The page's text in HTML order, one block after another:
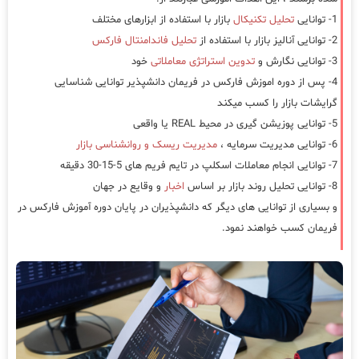
1- توانایی
تحلیل تکنیکال بازار با استفاده از ابزارهای مختلف
2- توانایی آنالیز بازار با استفاده از
تحلیل فاندامنتال فارکس
3- توانایی نگارش و
تدوین استراتژی معاملاتی خود
4- پس از دوره اموزش فارکس در فریمان دانشپذیر توانایی شناسایی
گرایشات بازار را کسب میکند
5- توانایی پوزیشن گیری در محیط REAL یا واقعی
6- توانایی مدیریت سرمایه ،
مدیریت ریسک و روانشناسی بازار
7- توانایی انجام معاملات اسکلپ در تایم فریم های 5-15-30 دقیقه
8- توانایی تحلیل روند بازار بر اساس
اخبار و وقایع در جهان
و بسیاری از توانایی های دیگر که دانشپذیران در پایان دوره آموزش فارکس در
فریمان کسب خواهند نمود.